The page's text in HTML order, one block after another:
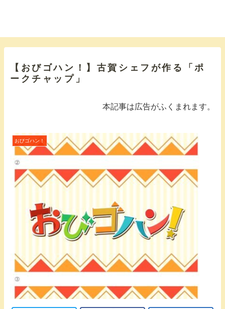
【おびゴハン！】古賀シェフが作る「ポ
ークチャップ」
本記事は広告がふくまれます。
おびゴハン！